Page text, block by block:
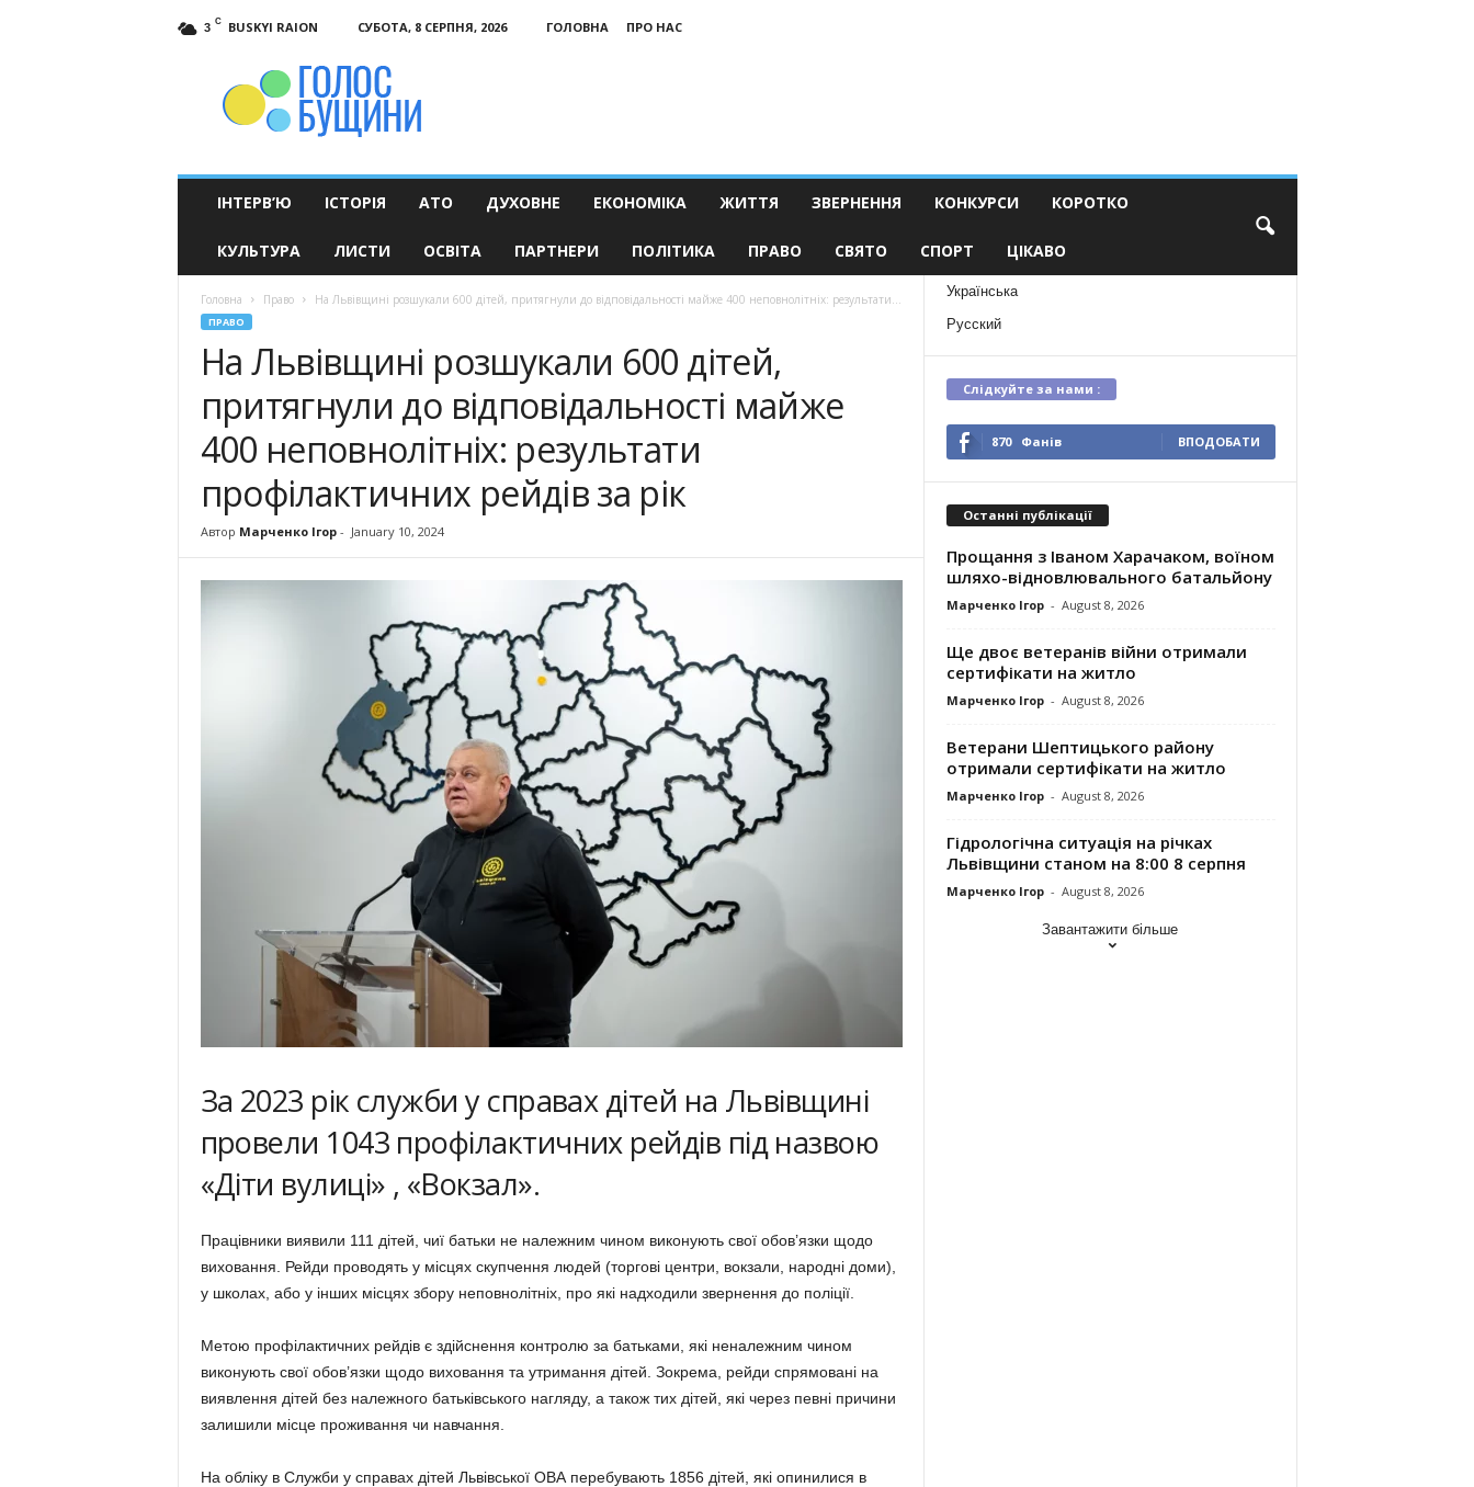
3 C BUSKYI RAION СУБОТА, 8 СЕРПНЯ, 2026 ГОЛОВНА
ПРО НАС
ІНТЕРВ’Ю ІСТОРІЯ АТО ДУХОВНЕ ЕКОНОМІКА ЖИТТЯ ЗВЕРНЕННЯ КОНКУРСИ КОРОТКО
КУЛЬТУРА ЛИСТИ ОСВІТА ПАРТНЕРИ ПОЛІТИКА ПРАВО СВЯТО СПОРТ ЦІКАВО
Головна Право На Львівщині розшукали 600 дітей, притягнули до відповідальності майже 400 неповнолітніх: результати...
ПРАВО
На Львівщині розшукали 600 дітей,
притягнули до відповідальності майже
400 неповнолітніх: результати
профілактичних рейдів за рік
Автор Марченко Ігор- January 10, 2024
За 2023 рік служби у справах дітей на Львівщині
провели 1043 профілактичних рейдів під назвою
«Діти вулиці» , «Вокзал».
Працівники виявили 111 дітей, чиї батьки не належним чином виконують свої обов’язки щодо
виховання. Рейди проводять у місцях скупчення людей (торгові центри, вокзали, народні доми),
у школах, або у інших місцях збору неповнолітніх, про які надходили звернення до поліції.
Метою профілактичних рейдів є здійснення контролю за батьками, які неналежним чином
виконують свої обов’язки щодо виховання та утримання дітей. Зокрема, рейди спрямовані на
виявлення дітей без належного батьківського нагляду, а також тих дітей, які через певні причини
залишили місце проживання чи навчання.
На обліку в Служби у справах дітей Львівської ОВА перебувають 1856 дітей, які опинилися в
Українська
Русский
Слідкуйте за нами :
870 Фанів ВПОДОБАТИ
Останні публікації
Прощання з Іваном Харачаком, воїном
шляхо-відновлювального батальйону
Марченко Ігор - August 8, 2026
Ще двоє ветеранів війни отримали
сертифікати на житло
Марченко Ігор - August 8, 2026
Ветерани Шептицького району
отримали сертифікати на житло
Марченко Ігор - August 8, 2026
Гідрологічна ситуація на річках
Львівщини станом на 8:00 8 серпня
Марченко Ігор - August 8, 2026
Завантажити більше